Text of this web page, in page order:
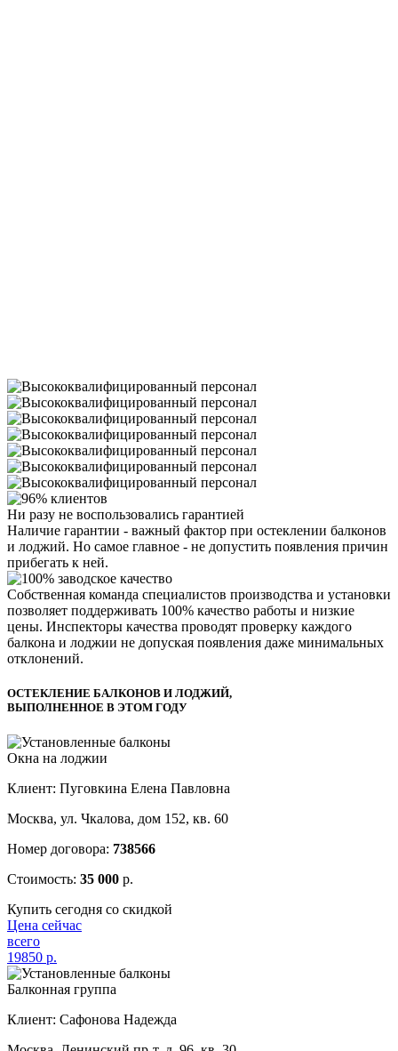
Ни разу не воспользовались гарантией
Наличие гарантии - важный фактор при остеклении балконов
и лоджий. Но самое главное - не допустить появления причин
прибегать к ней.
Собственная команда специалистов производства и установки
позволяет поддерживать 100% качество работы и низкие
цены. Инспекторы качества проводят проверку каждого
балкона и лоджии не допуская появления даже минимальных
отклонений.
ОСТЕКЛЕНИЕ БАЛКОНОВ И ЛОДЖИЙ,
ВЫПОЛНЕННОЕ В ЭТОМ ГОДУ
Окна на лоджии
Клиент: Пуговкина Елена Павловна
Москва, ул. Чкалова, дом 152, кв. 60
Номер договора: 738566
Стоимость: 35 000 р.
Купить сегодня со скидкой
Цена сейчас
всего
19850 р.
Балконная группа
Клиент: Сафонова Надежда